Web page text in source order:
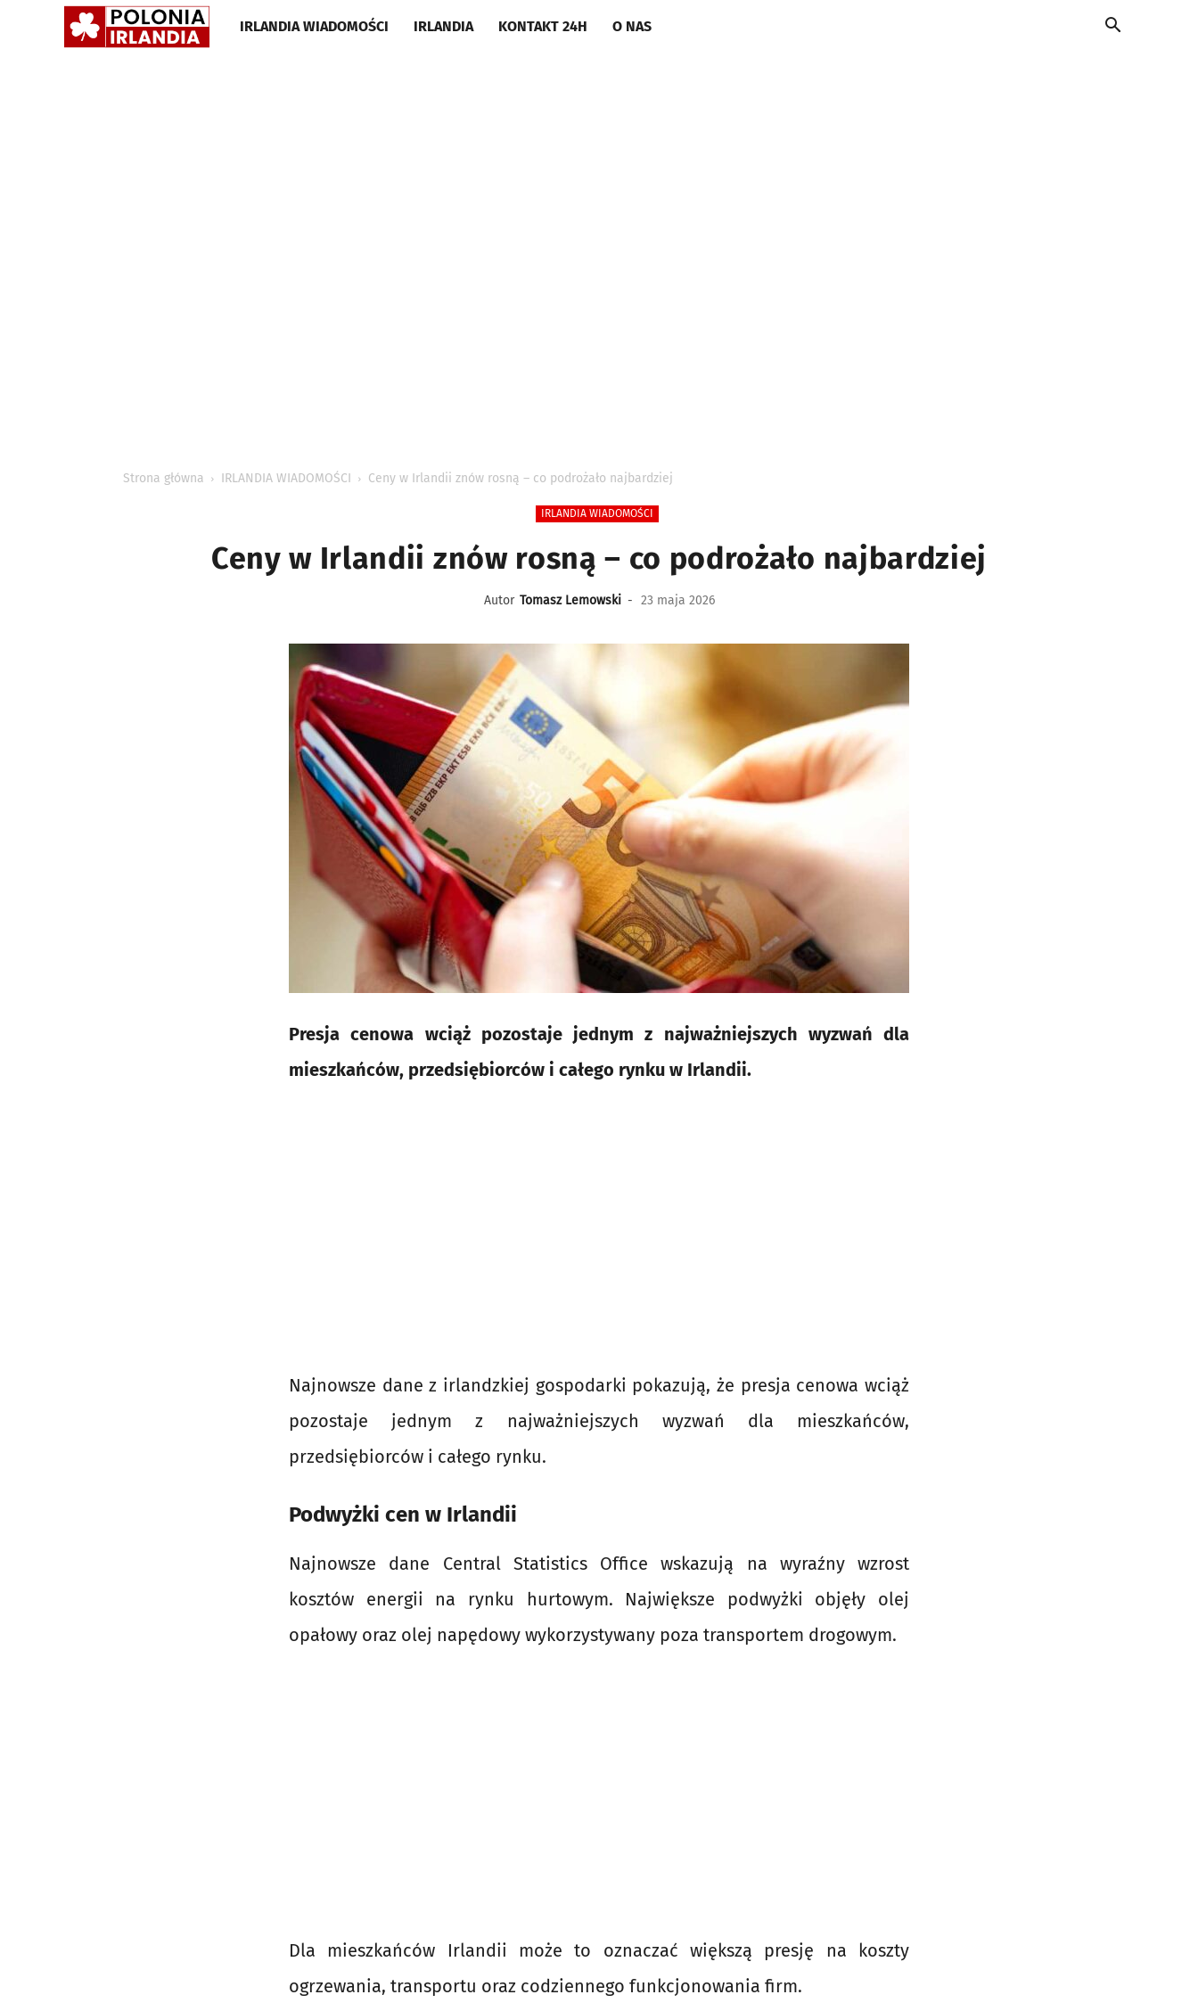
POLONIA
IRLANDIA WIADOMOŚCI IRLANDIA KONTAKT 24H O NAS
Strona główna IRLANDIA WIADOMOŚCI Ceny w Irlandii znów rosną – co podrożało najbardziej
IRLANDIA WIADOMOŚCI
Ceny w Irlandii znów rosną – co podrożało najbardziej
Autor Tomasz Lemowski - 23 maja 2026
Presja cenowa wciąż pozostaje jednym z najważniejszych wyzwań dla
mieszkańców, przedsiębiorców i całego rynku w Irlandii.
Najnowsze dane z irlandzkiej gospodarki pokazują, że presja cenowa wciąż
pozostaje jednym z najważniejszych wyzwań dla mieszkańców,
przedsiębiorców i całego rynku.
Podwyżki cen w Irlandii
Najnowsze dane Central Statistics Office wskazują na wyraźny wzrost
kosztów energii na rynku hurtowym. Największe podwyżki objęły olej
opałowy oraz olej napędowy wykorzystywany poza transportem drogowym.
Dla mieszkańców Irlandii może to oznaczać większą presję na koszty
ogrzewania, transportu oraz codziennego funkcjonowania firm.